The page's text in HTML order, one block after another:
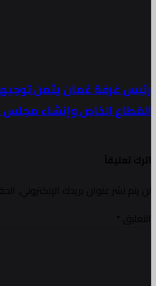
رئيس غرفة عُمان يثمن
القطاع الخاص وإنشاء مجلس
اترك تعليقاً
لن يتم نشر عنوان بريدك الإلكتروني.
التعليق *